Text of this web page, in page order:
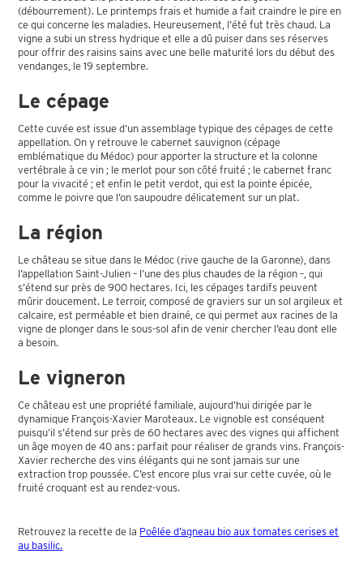
(débourrement). Le printemps frais et humide a fait craindre le pire en
ce qui concerne les maladies. Heureusement, l’été fut très chaud. La
vigne a subi un stress hydrique et elle a dû puiser dans ses réserves
pour offrir des raisins sains avec une belle maturité lors du début des
vendanges, le 19 septembre.
Le cépage
Cette cuvée est issue d’un assemblage typique des cépages de cette
appellation. On y retrouve le cabernet sauvignon (cépage
emblématique du Médoc) pour apporter la structure et la colonne
vertébrale à ce vin ; le merlot pour son côté fruité ; le cabernet franc
pour la vivacité ; et enfin le petit verdot, qui est la pointe épicée,
comme le poivre que l’on saupoudre délicatement sur un plat.
La région
Le château se situe dans le Médoc (rive gauche de la Garonne), dans
l’appellation Saint-Julien – l’une des plus chaudes de la région –, qui
s’étend sur près de 900 hectares. Ici, les cépages tardifs peuvent
mûrir doucement. Le terroir, composé de graviers sur un sol argileux et
calcaire, est perméable et bien drainé, ce qui permet aux racines de la
vigne de plonger dans le sous-sol afin de venir chercher l’eau dont elle
a besoin.
Le vigneron
Ce château est une propriété familiale, aujourd’hui dirigée par le
dynamique François-Xavier Maroteaux. Le vignoble est conséquent
puisqu’il s’étend sur près de 60 hectares avec des vignes qui affichent
un âge moyen de 40 ans : parfait pour réaliser de grands vins. François-
Xavier recherche des vins élégants qui ne sont jamais sur une
extraction trop poussée. C’est encore plus vrai sur cette cuvée, où le
fruité croquant est au rendez-vous.
Retrouvez la recette de la Poêlée d’agneau bio aux tomates cerises et
au basilic.